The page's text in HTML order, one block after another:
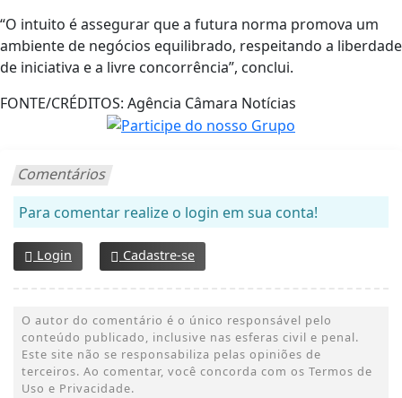
“O intuito é assegurar que a futura norma promova um
ambiente de negócios equilibrado, respeitando a liberdade
de iniciativa e a livre concorrência”, conclui.
FONTE/CRÉDITOS: Agência Câmara Notícias
Comentários
Para comentar realize o login em sua conta!
Login Cadastre-se
O autor do comentário é o único responsável pelo
conteúdo publicado, inclusive nas esferas civil e penal.
Este site não se responsabiliza pelas opiniões de
terceiros. Ao comentar, você concorda com os Termos de
Uso e Privacidade.